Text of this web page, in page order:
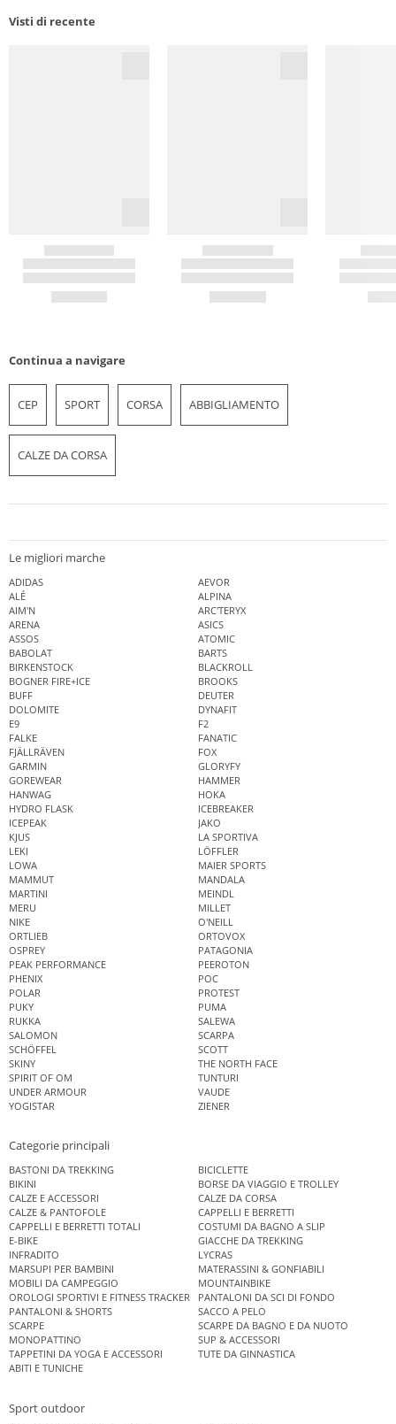
Visti di recente
Continua a navigare
CEP SPORT CORSA ABBIGLIAMENTO
CALZE DA CORSA
Le migliori marche
ADIDAS
AEVOR
ALÉ
ALPINA
AIM'N
ARC'TERYX
ARENA
ASICS
ASSOS
ATOMIC
BABOLAT
BARTS
BIRKENSTOCK
BLACKROLL
BOGNER FIRE+ICE
BROOKS
BUFF
DEUTER
DOLOMITE
DYNAFIT
E9
F2
FALKE
FANATIC
FJÄLLRÄVEN
FOX
GARMIN
GLORYFY
GOREWEAR
HAMMER
HANWAG
HOKA
HYDRO FLASK
ICEBREAKER
ICEPEAK
JAKO
KJUS
LA SPORTIVA
LEKI
LÖFFLER
LOWA
MAIER SPORTS
MAMMUT
MANDALA
MARTINI
MEINDL
MERU
MILLET
NIKE
O'NEILL
ORTLIEB
ORTOVOX
OSPREY
PATAGONIA
PEAK PERFORMANCE
PEEROTON
PHENIX
POC
POLAR
PROTEST
PUKY
PUMA
RUKKA
SALEWA
SALOMON
SCARPA
SCHÖFFEL
SCOTT
SKINY
THE NORTH FACE
SPIRIT OF OM
TUNTURI
UNDER ARMOUR
VAUDE
YOGISTAR
ZIENER
Categorie principali
BASTONI DA TREKKING
BICICLETTE
BIKINI
BORSE DA VIAGGIO E TROLLEY
CALZE E ACCESSORI
CALZE DA CORSA
CALZE & PANTOFOLE
CAPPELLI E BERRETTI
CAPPELLI E BERRETTI TOTALI
COSTUMI DA BAGNO A SLIP
E-BIKE
GIACCHE DA TREKKING
INFRADITO
LYCRAS
MARSUPI PER BAMBINI
MATERASSINI & GONFIABILI
MOBILI DA CAMPEGGIO
MOUNTAINBIKE
OROLOGI SPORTIVI E FITNESS TRACKER
PANTALONI DA SCI DI FONDO
PANTALONI & SHORTS
SACCO A PELO
SCARPE
SCARPE DA BAGNO E DA NUOTO
MONOPATTINO
SUP & ACCESSORI
TAPPETINI DA YOGA E ACCESSORI
TUTE DA GINNASTICA
ABITI E TUNICHE
Sport outdoor